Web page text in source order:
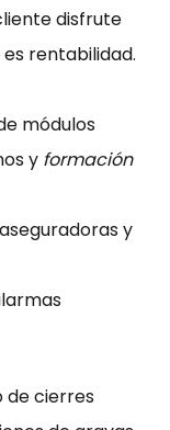
disfrute
rentabilidad.
módulos
y formación
y
de cierres